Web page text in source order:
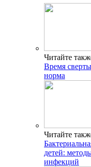
Читайте
Время
норма
Читайте
детей:
инфекций